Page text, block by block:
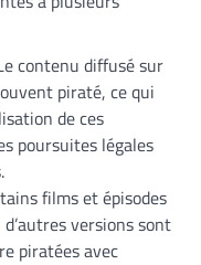
contenu diffusé sur
piraté, ce qui
de ces
poursuites légales
films et épisodes
versions sont
piratées avec